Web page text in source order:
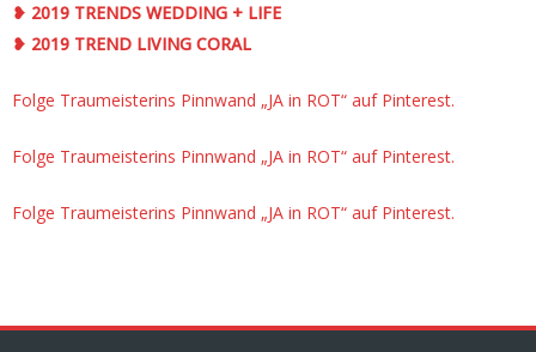
❥ 2019 TRENDS WEDDING + LIFE
❥ 2019 TREND LIVING CORAL
Folge Traumeisterins Pinnwand „JA in ROT“ auf Pinterest.
Folge Traumeisterins Pinnwand „JA in ROT“ auf Pinterest.
Folge Traumeisterins Pinnwand „JA in ROT“ auf Pinterest.